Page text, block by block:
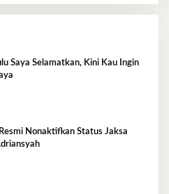
Saya Selamatkan, Kini Kau Ingin
Nonaktifkan Status Jaksa